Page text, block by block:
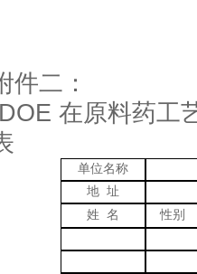
件二：
在原料药工
单位名称
地 址
姓 名 性别